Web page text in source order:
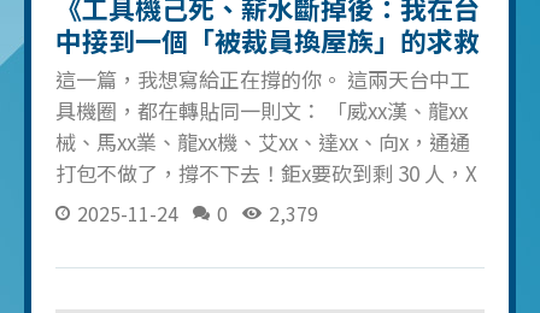
中接到一個「被裁員換屋族」的求救
委託》
這一篇，我想寫給正在撐的你。 這兩天台中工
具機圈，都在轉貼同一則文： 「威xx漢、龍xx
械、馬xx業、龍xx機、艾xx、達xx、向x，通通
打包不做了，撐不下去！鉅x要砍到剩 30 人，X
泰裁 60 人，X崴這個月減 30 人。」 很多人以為
來說，那不是一則貼文，是一間一間房子，準
2025-11-24 0 2,379